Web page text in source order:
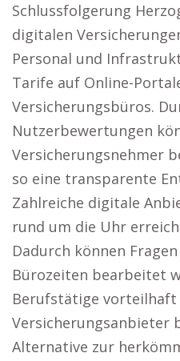
Schlussfolgerung
digitalen
Personal und
Tarife auf Online-
Versicherungsbüros.
Nutzerbewertungen
Versicherungsnehmer
so eine transparente
Zahlreiche digitale
rund um die Uhr
Dadurch können
Bürozeiten bearbeitet
Berufstätige vorteilhaft
Versicherungsanbieter
Alternative zur